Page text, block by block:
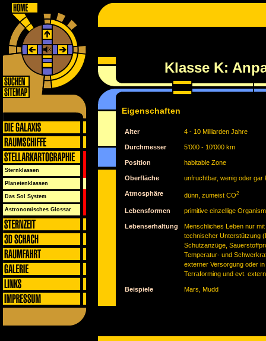
Sternklassen
Planetenklassen
Das Sol System
Astronomisches Glossar
Klasse K:
Eigenschaften
Alter 4 - 10 Milliarden Jahre
Durchmesser 5'000 - 10'000 km
Position habitable Zone
Oberfläche unfruchtbar, wenig oder
Atmosphäre dünn, zumeist CO2
Lebensformen primitive einzellige
Lebenserhaltung
Menschliches Leben nur
technischer Unterstützung
Schutzanzüge,
Temperatur- und
externer Versorgung oder
Terraforming und evt.
Beispiele Mars, Mudd